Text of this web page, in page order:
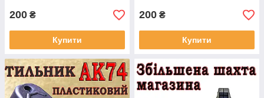
200 ₴
Купити
200 ₴
Купити